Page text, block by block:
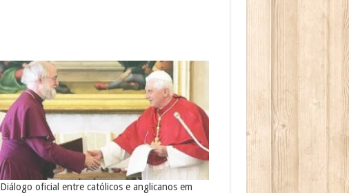
Diálogo oficial entre católicos e anglicanos em